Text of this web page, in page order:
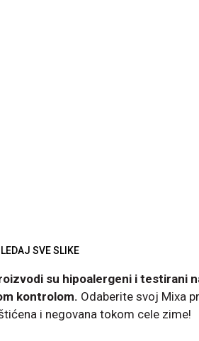
SVE SLIKE
su hipoalergeni i testirani
kontrolom. Odaberite svoj Mixa
i negovana tokom cele zime!